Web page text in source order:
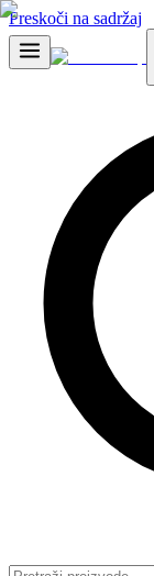
Preskoči na sadržaj